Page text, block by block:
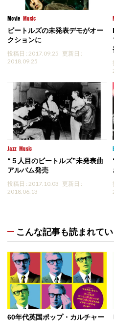
Movie Music
ビートルズの未発表デモがオー
クションに
投稿日 : 2017.09.25 更新日 :
2018.09.25
Jazz Music
“５人目のビートルズ”未発表曲
アルバム発売
投稿日 : 2017.10.03 更新日 :
2018.06.13
こんな記事も読まれて
60年代英国ポップ・カルチャー